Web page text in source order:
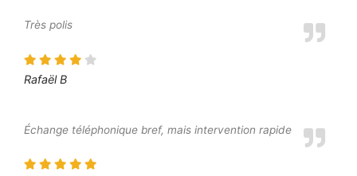
Très polis
Rafaël B
Échange téléphonique bref, mais intervention rapide